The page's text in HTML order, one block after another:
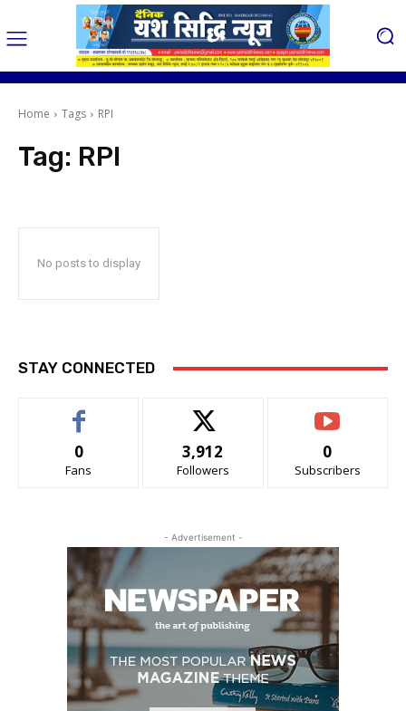
Home Tags RPI
Tag: RPI
No posts to display
STAY CONNECTED
0
Fans
3,912
Followers
0
Subscribers
- Advertisement -